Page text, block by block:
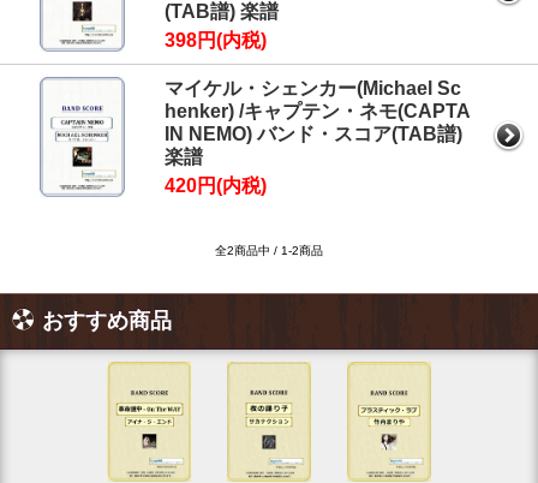
(TAB譜) 楽譜
398円(内税)
マイケル・シェンカー(Michael Sc
henker) /キャプテン・ネモ(CAPTA
IN NEMO) バンド・スコア(TAB譜)
楽譜
420円(内税)
全2商品中 / 1-2商品
おすすめ商品